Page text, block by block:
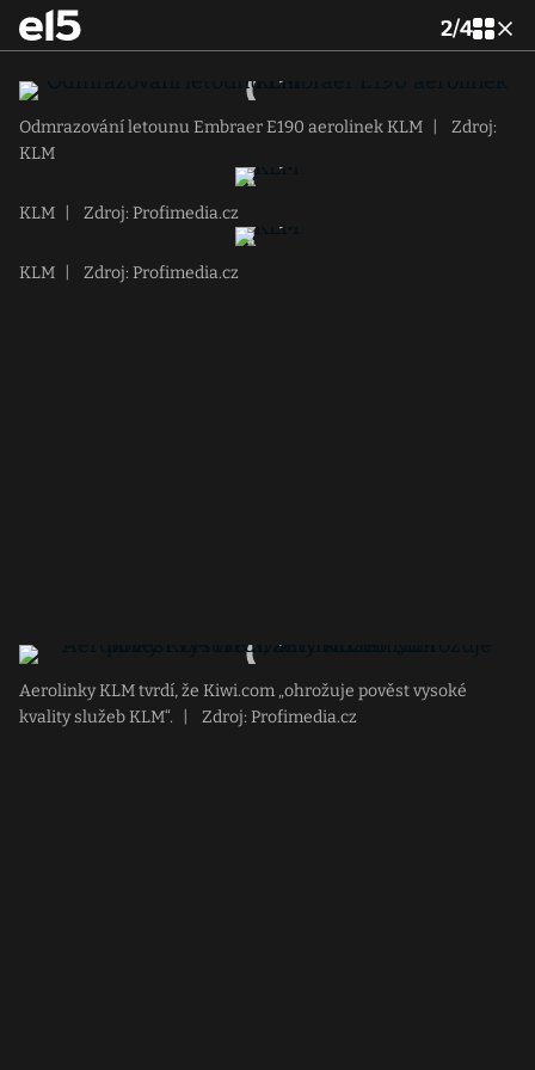
2/4
Odmrazování letounu Embraer E190 aerolinek KLM
Zdroj:
KLM
KLM Zdroj: Profimedia.cz
KLM Zdroj: Profimedia.cz
Aerolinky KLM tvrdí, že Kiwi.com „ohrožuje pověst vysoké
kvality služeb KLM“.
Zdroj: Profimedia.cz